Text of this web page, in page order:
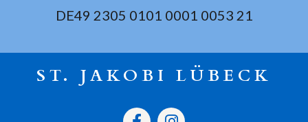
DE49 2305 0101 0001 0053 21
ST. JAKOBI LÜBECK